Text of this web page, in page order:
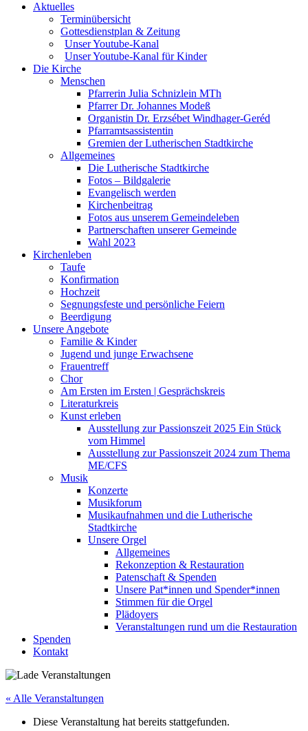
Aktuelles
Terminübersicht
Gottesdienstplan & Zeitung
Unser Youtube-Kanal
Unser Youtube-Kanal für Kinder
Die Kirche
Menschen
Pfarrerin Julia Schnizlein MTh
Pfarrer Dr. Johannes Modeß
Organistin Dr. Erzsébet Windhager-Geréd
Pfarramtsassistentin
Gremien der Lutherischen Stadtkirche
Allgemeines
Die Lutherische Stadtkirche
Fotos – Bildgalerie
Evangelisch werden
Kirchenbeitrag
Fotos aus unserem Gemeindeleben
Partnerschaften unserer Gemeinde
Wahl 2023
Kirchenleben
Taufe
Konfirmation
Hochzeit
Segnungsfeste und persönliche Feiern
Beerdigung
Unsere Angebote
Familie & Kinder
Jugend und junge Erwachsene
Frauentreff
Chor
Am Ersten im Ersten | Gesprächskreis
Literaturkreis
Kunst erleben
Ausstellung zur Passionszeit 2025 Ein Stück
vom Himmel
Ausstellung zur Passionszeit 2024 zum Thema
ME/CFS
Musik
Konzerte
Musikforum
Musikaufnahmen und die Lutherische
Stadtkirche
Unsere Orgel
Allgemeines
Rekonzeption & Restauration
Patenschaft & Spenden
Unsere Pat*innen und Spender*innen
Stimmen für die Orgel
Plädoyers
Veranstaltungen rund um die Restauration
Spenden
Kontakt
« Alle Veranstaltungen
Diese Veranstaltung hat bereits stattgefunden.